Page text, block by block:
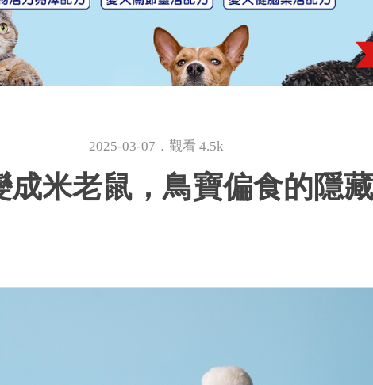
2025-03-07．觀看 4.5k
成米老鼠，鳥寶偏食的隱